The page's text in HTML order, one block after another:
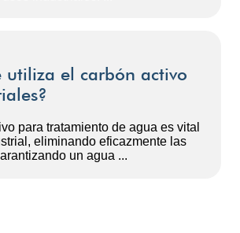
utiliza el carbón activo
para tratamiento de agua es vital
eliminando eficazmente las
un agua ...